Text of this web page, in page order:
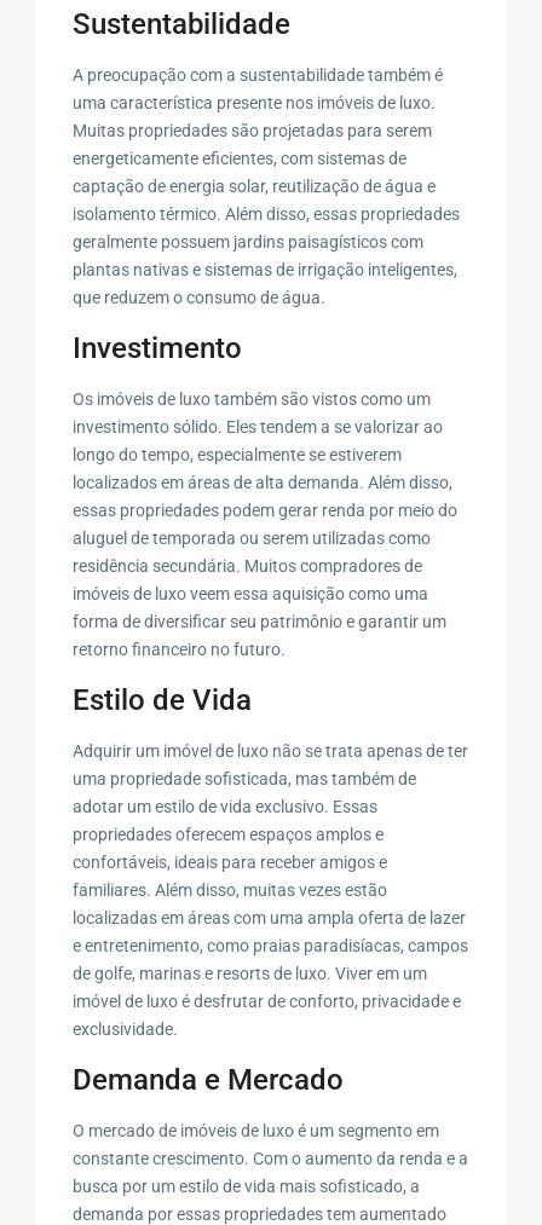
Sustentabilidade
A preocupação com a sustentabilidade também é
uma característica presente nos imóveis de luxo.
Muitas propriedades são projetadas para serem
energeticamente eficientes, com sistemas de
captação de energia solar, reutilização de água e
isolamento térmico. Além disso, essas propriedades
geralmente possuem jardins paisagísticos com
plantas nativas e sistemas de irrigação inteligentes,
que reduzem o consumo de água.
Investimento
Os imóveis de luxo também são vistos como um
investimento sólido. Eles tendem a se valorizar ao
longo do tempo, especialmente se estiverem
localizados em áreas de alta demanda. Além disso,
essas propriedades podem gerar renda por meio do
aluguel de temporada ou serem utilizadas como
residência secundária. Muitos compradores de
imóveis de luxo veem essa aquisição como uma
forma de diversificar seu patrimônio e garantir um
retorno financeiro no futuro.
Estilo de Vida
Adquirir um imóvel de luxo não se trata apenas de ter
uma propriedade sofisticada, mas também de
adotar um estilo de vida exclusivo. Essas
propriedades oferecem espaços amplos e
confortáveis, ideais para receber amigos e
familiares. Além disso, muitas vezes estão
localizadas em áreas com uma ampla oferta de lazer
e entretenimento, como praias paradisíacas, campos
de golfe, marinas e resorts de luxo. Viver em um
imóvel de luxo é desfrutar de conforto, privacidade e
exclusividade.
Demanda e Mercado
O mercado de imóveis de luxo é um segmento em
constante crescimento. Com o aumento da renda e a
busca por um estilo de vida mais sofisticado, a
demanda por essas propriedades tem aumentado